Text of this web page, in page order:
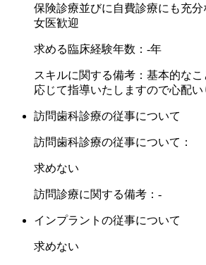
保険診療並びに自費診療にも充
女医歓迎
求める臨床経験年数：-年
スキルに関する備考：基本的な
応じて指導いたしますので心配い
訪問歯科診療の従事について
訪問歯科診療の従事について：
求めない
訪問診療に関する備考：-
インプラントの従事について
求めない